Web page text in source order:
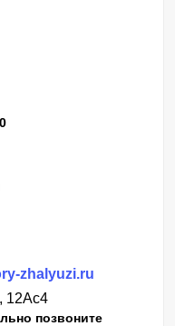
zhalyuzi.ru
12Ас4
позвоните